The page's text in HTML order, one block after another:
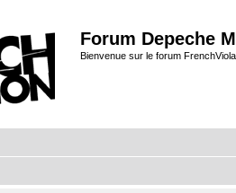
Forum Depeche
Bienvenue sur le forum